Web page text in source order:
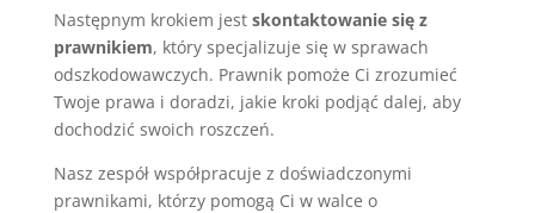
Następnym krokiem jest skontaktowanie się z
prawnikiem, który specjalizuje się w sprawach
odszkodowawczych. Prawnik pomoże Ci zrozumieć
Twoje prawa i doradzi, jakie kroki podjąć dalej, aby
dochodzić swoich roszczeń.
Nasz zespół współpracuje z doświadczonymi
prawnikami, którzy pomogą Ci w walce o